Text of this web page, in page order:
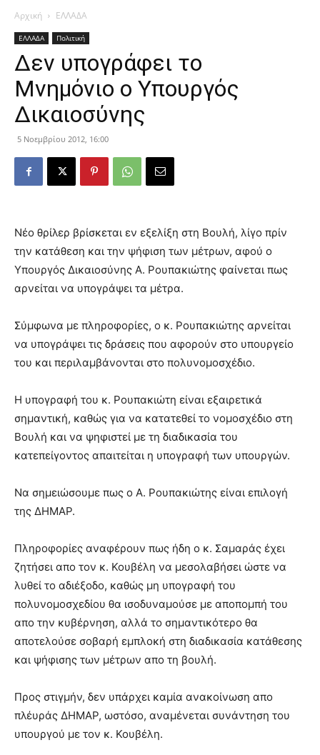
Αρχική ΕΛΛΑΔΑ
ΕΛΛΑΔΑ Πολιτική
Δεν υπογράφει το
Μνημόνιο ο Υπουργός
Δικαιοσύνης
5 Νοεμβρίου 2012, 16:00
Νέο θρίλερ βρίσκεται εν εξελίξη στη Βουλή, λίγο πρίν
την κατάθεση και την ψήφιση των μέτρων, αφού ο
Υπουργός Δικαιοσύνης Α. Ρουπακιώτης φαίνεται πως
αρνείται να υπογράψει τα μέτρα.
Σύμφωνα με πληροφορίες, ο κ. Ρουπακιώτης αρνείται
να υπογράψει τις δράσεις που αφορούν στο υπουργείο
του και περιλαμβάνονται στο πολυνομοσχέδιο.
Η υπογραφή του κ. Ρουπακιώτη είναι εξαιρετικά
σημαντική, καθώς για να κατατεθεί το νομοσχέδιο στη
Βουλή και να ψηφιστεί με τη διαδικασία του
κατεπείγοντος απαιτείται η υπογραφή των υπουργών.
Να σημειώσουμε πως ο Α. Ρουπακιώτης είναι επιλογή
της ΔΗΜΑΡ.
Πληροφορίες αναφέρουν πως ήδη ο κ. Σαμαράς έχει
ζητήσει απο τον κ. Κουβέλη να μεσολαβήσει ώστε να
λυθεί το αδιέξοδο, καθώς μη υπογραφή του
πολυνομοσχεδίου θα ισοδυναμούσε με αποπομπή του
απο την κυβέρνηση, αλλά το σημαντικότερο θα
αποτελούσε σοβαρή εμπλοκή στη διαδικασία κατάθεσης
και ψήφισης των μέτρων απο τη βουλή.
Προς στιγμήν, δεν υπάρχει καμία ανακοίνωση απο
πλέυράς ΔΗΜΑΡ, ωστόσο, αναμένεται συνάντηση του
υπουργού με τον κ. Κουβέλη.